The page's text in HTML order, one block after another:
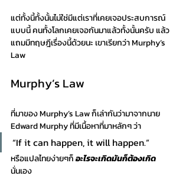
แต่ทั้งนี้ทั้งนั้นไม่ใช่มีแต่เราที่เคยเจอประสบการณ์
แบบนี้ คนทั้งโลกเคยเจอกันมาแล้วทั้งนั้นครับ แล้ว
แถมมีทฤษฎีเรื่องนี้ด้วยนะ เขาเรียกว่า Murphy’s
Law
Murphy’s Law
ที่มาของ Murphy’s Law ก็เล่ากันว่ามาจากนาย
Edward Murphy ที่มีเนื้อหาที่มาหลักๆ ว่า
“If it can happen, it will happen.”
หรือแปลไทยง่ายๆก็ อะไรจะเกิดมันก็ต้องเกิด
นั่นเอง